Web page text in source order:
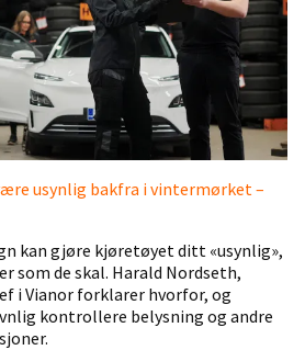
usynlig bakfra i vintermørket –
kan gjøre kjøretøyet ditt «usynlig»,
som de skal. Harald Nordseth,
i Vianor forklarer hvorfor, og
kontrollere belysning og andre